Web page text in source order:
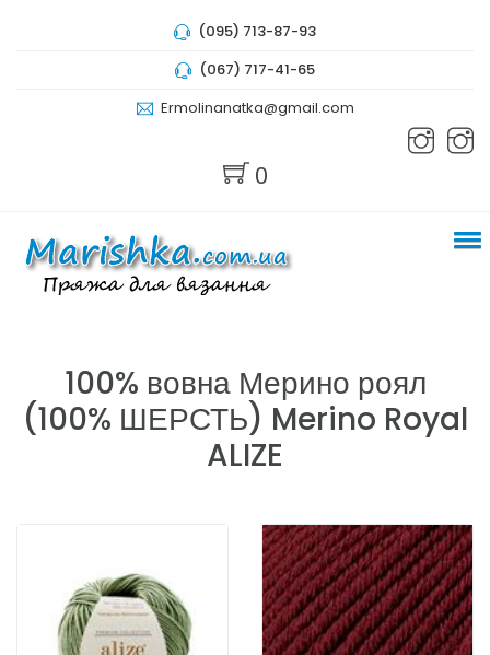
(095) 713-87-93
(067) 717-41-65
Ermolinanatka@gmail.com
0
100% вовна Мерино роял
(100% ШЕРСТЬ) Merino Royal
ALIZE